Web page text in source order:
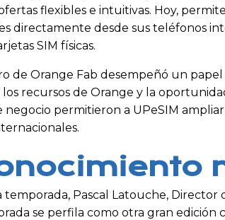
flexibles e intuitivas. Hoy,
directamente desde sus teléfonos
SIM físicas.
de Orange Fab desempeñó un
los recursos de Orange y la
negocio permitieron a UPeSIM
Pascal Latouche, Director
se perfila como otra gran edición